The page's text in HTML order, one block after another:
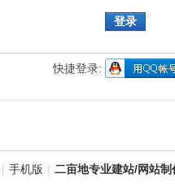
登录
快捷登录:
| 手机版 | 二亩地专业建站/网站制